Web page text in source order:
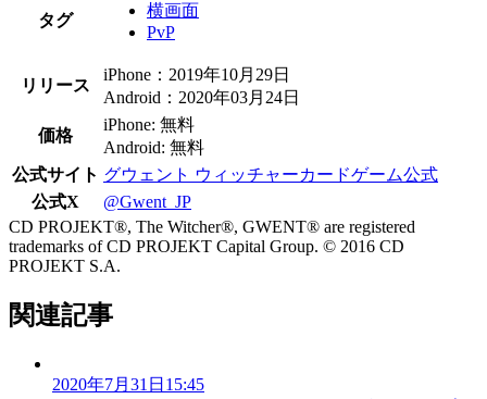
タグ
横画面
PvP
リリース
iPhone：2019年10月29日
Android：2020年03月24日
価格
iPhone: 無料
Android: 無料
公式サイト グウェント ウィッチャーカードゲーム公式
公式X
@Gwent_JP
CD PROJEKT®, The Witcher®, GWENT® are registered
trademarks of CD PROJEKT Capital Group. © 2016 CD
PROJEKT S.A.
関連記事
2020年7月31日15:45